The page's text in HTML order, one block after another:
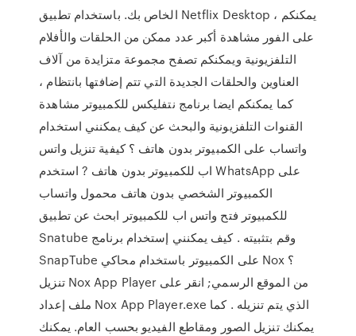
الخاص بك. باستخدام تطبيق Netflix Desktop ، يمكنكم
على الفور مشاهدة أكبر عدد ممكن من الحلقات والأفلام
التلفزيونية ويمكنكم تصفح مجموعة متزايدة من آلاف
العناوين والحلقات الجديدة التي تتم إضافتها بانتظام ،
كما يمكنكم ايضا برنامج نتفليكس للكمبيوتر مشاهدة
القنوات التلفزيونية والبحث عن كيف يمكنني استخدام
واتساب على الكمبيوتر بدون هاتف ؟ كيفية تنزيل واتس
اب للكمبيوتر بدون هاتف ? استخدم WhatsApp على
الكمبيوتر الشخصي بدون هاتف محمول واتساب
للكمبيوتر فتح واتس اب للكمبيوتر ابحث عن تطبيق
Snatube وقم بتثبيته . كيف يمكنني إستخدام برنامج
SnapTube على الكمبيوتر باستخدام محاكي Nox ؟
تنزيل Nox App Player من الموقع الرسمي; انقر على
ملف إعداد Nox App Player.exe الذي يتم تنزيله . كما
يمكنك تنزيل الصور ومقاطع الفيديو بحسب العام. يمكنك